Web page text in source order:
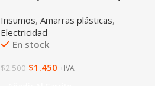
Insumos, Amarras plásticas,
Electricidad
En stock
$2.500 $1.450 +IVA